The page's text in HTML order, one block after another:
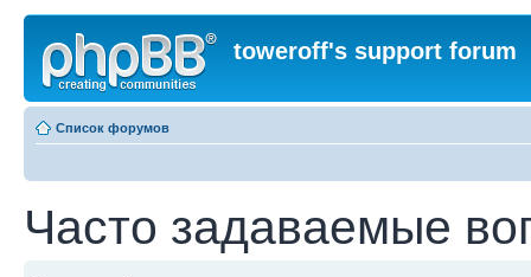
toweroff's support forum
Список форумов
Часто задаваемые